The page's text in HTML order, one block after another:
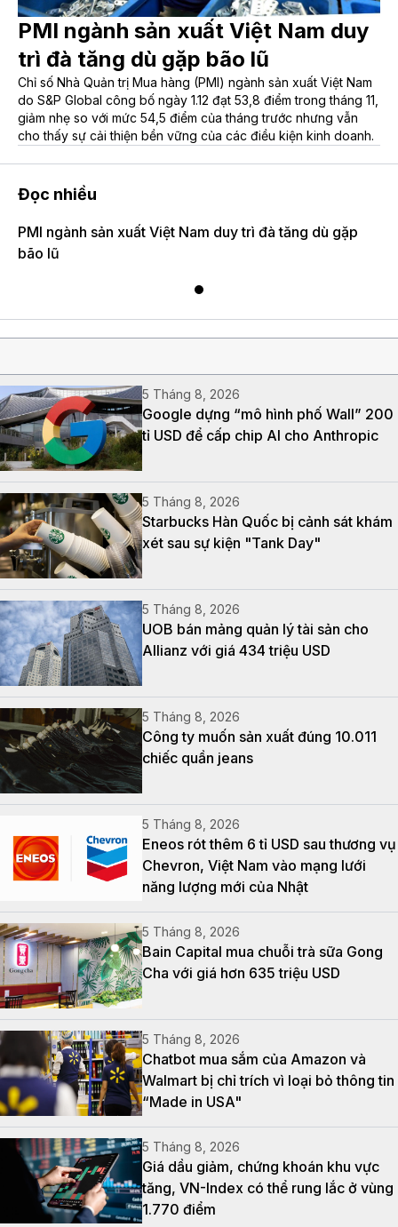
PMI ngành sản xuất Việt Nam duy
trì đà tăng dù gặp bão lũ
Chỉ số Nhà Quản trị Mua hàng (PMI) ngành sản xuất Việt Nam
do S&P Global công bố ngày 1.12 đạt 53,8 điểm trong tháng 11,
giảm nhẹ so với mức 54,5 điểm của tháng trước nhưng vẫn
cho thấy sự cải thiện bền vững của các điều kiện kinh doanh.
Đọc nhiều
PMI ngành sản xuất Việt Nam duy trì đà tăng dù gặp
bão lũ
5 Tháng 8, 2026
Google dựng “mô hình phố Wall” 200
tỉ USD để cấp chip AI cho Anthropic
5 Tháng 8, 2026
Starbucks Hàn Quốc bị cảnh sát khám
xét sau sự kiện "Tank Day"
5 Tháng 8, 2026
UOB bán mảng quản lý tài sản cho
Allianz với giá 434 triệu USD
5 Tháng 8, 2026
Công ty muốn sản xuất đúng 10.011
chiếc quần jeans
5 Tháng 8, 2026
Eneos rót thêm 6 tỉ USD sau thương vụ
Chevron, Việt Nam vào mạng lưới
năng lượng mới của Nhật
5 Tháng 8, 2026
Bain Capital mua chuỗi trà sữa Gong
Cha với giá hơn 635 triệu USD
5 Tháng 8, 2026
Chatbot mua sắm của Amazon và
Walmart bị chỉ trích vì loại bỏ thông tin
“Made in USA"
5 Tháng 8, 2026
Giá dầu giảm, chứng khoán khu vực
tăng, VN-Index có thể rung lắc ở vùng
1.770 điểm